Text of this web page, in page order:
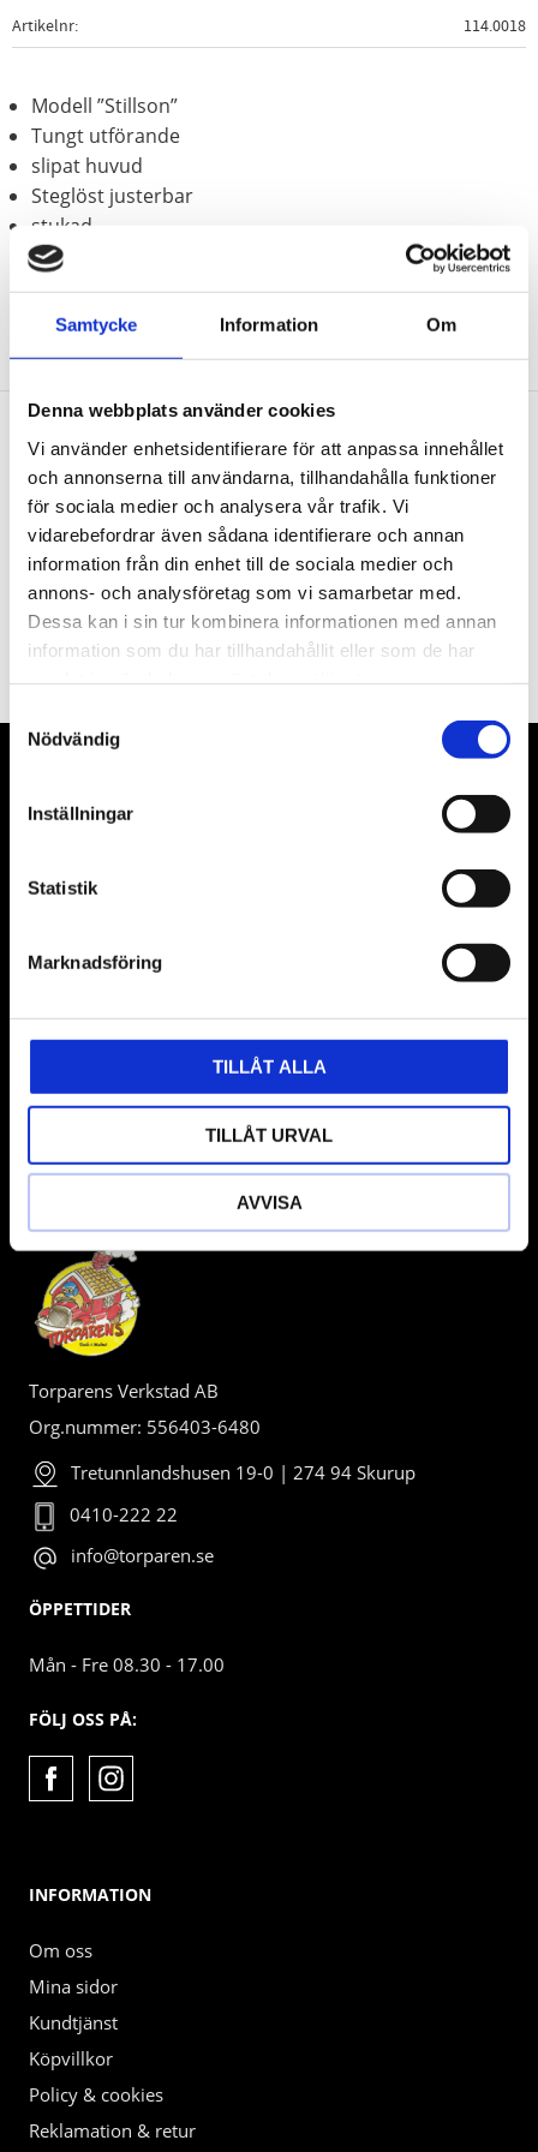
Samtycke Information Om
Denna webbplats använder cookies
Vi använder enhetsidentifierare för att anpassa innehållet
och annonserna till användarna, tillhandahålla funktioner
för sociala medier och analysera vår trafik. Vi
vidarebefordrar även sådana identifierare och annan
information från din enhet till de sociala medier och
annons- och analysföretag som vi samarbetar med.
Dessa kan i sin tur kombinera informationen med annan
information som du har tillhandahållit eller som de har
Nödvändig
Inställningar
Statistik
Marknadsföring
TILLÅT ALLA
TILLÅT URVAL
AVVISA
Artikelnr 114.0018
Modell ”Stillson”
Tungt utförande
slipat huvud
Steglöst justerbar
stukad
Nyhetsbrev
PRENUMERERA
Dina personuppgifter behandlas i enlighet med vårintegritetspolicy
Våra främsta leverantörer är KS Tools verktyg, ATH billyftar
& däckmaskiner och Master luftmaskiner. Kontakta oss
gärna om vad som helst då vi gör vårt yttersta för att hjälpa
Torparens Verkstad AB
Org.nummer: 556403-6480
Tretunnlandshusen 19-0 | 274 94 Skurup
0410-222 22
info@torparen.se
ÖPPETTIDER
Mån - Fre 08.30 - 17.00
FÖLJ OSS PÅ:
INFORMATION
Om oss
Mina sidor
Kundtjänst
Köpvillkor
Policy & cookies
Reklamation & retur